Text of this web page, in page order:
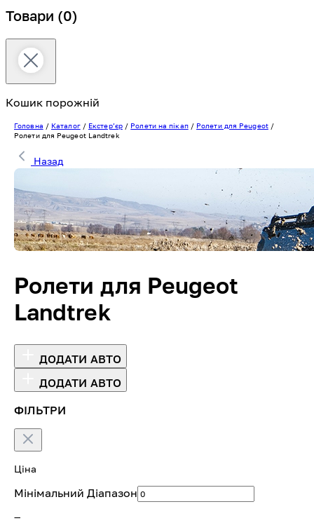
Товари (0)
Кошик порожній
Головна / Каталог/ Екстерʼєр/ Ролети на пікап/ Ролети для Peugeot/
Ролети для Peugeot Landtrek
Назад
Ролети для Peugeot
Landtrek
ДОДАТИ АВТО
ДОДАТИ АВТО
ФІЛЬТРИ
Ціна
Мінімальний Діапазон
—